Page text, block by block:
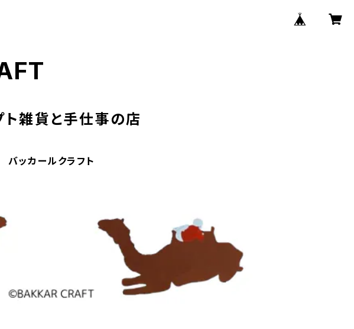
ト雑貨と手仕事の店
バッカールクラフト